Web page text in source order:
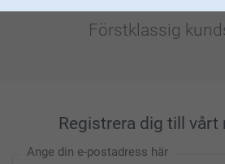
Förstklassig
Registrera dig till vårt
Ange din e-postadress här